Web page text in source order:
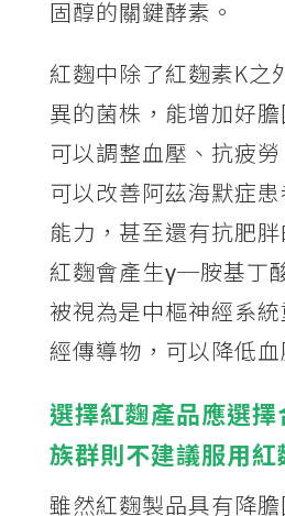
固醇的關鍵酵素。
紅麴中除了紅麴素K之
異的菌株，能增加好
可以調整血壓、抗疲
可以改善阿茲海默症
能力，甚至還有抗肥胖
紅麴會產生γ─胺基丁
被視為是中樞神經系
經傳導物，可以降低血
選擇紅麴產品應選
族群則不建議服用紅
雖然紅麴製品具有降膽